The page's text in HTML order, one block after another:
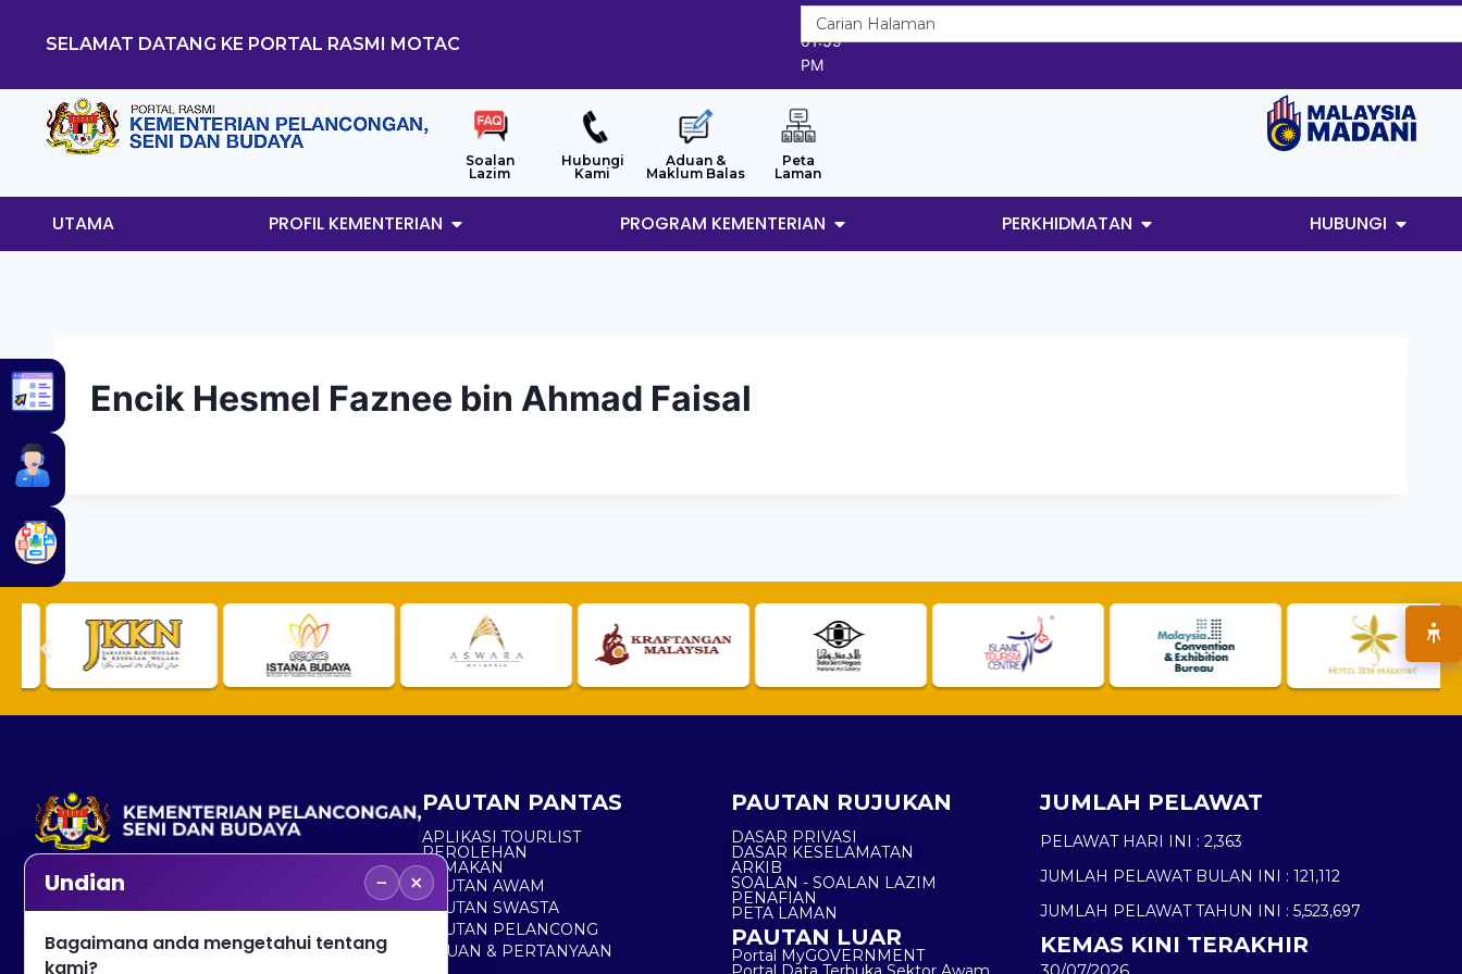
SELAMAT DATANG KE PORTAL RASMI MOTAC
9/8/2026
01:59
PM
Soalan
Lazim
Hubungi
Kami
Aduan &
Maklum Balas
Peta
Laman
UTAMA PROFIL KEMENTERIAN PROGRAM KEMENTERIAN PERKHIDMATAN HUBUNGI
Encik Hesmel Faznee bin Ahmad Faisal
No. 2, Menara 1, Jalan P5/6, Presint 5,
+603 8000 8000
PAUTAN PANTAS
APLIKASI TOURLIST
PEROLEHAN
SEMAKAN
PAUTAN AWAM
PAUTAN SWASTA
PAUTAN PELANCONG
ADUAN & PERTANYAAN
PAUTAN RUJUKAN
DASAR PRIVASI
DASAR KESELAMATAN
ARKIB
SOALAN - SOALAN LAZIM
PENAFIAN
PETA LAMAN
PAUTAN LUAR
Portal MyGOVERNMENT
JUMLAH PELAWAT
PELAWAT HARI INI : 2,363
JUMLAH PELAWAT BULAN INI : 121,112
JUMLAH PELAWAT TAHUN INI : 5,523,697
KEMAS KINI TERAKHIR
Undian − ×
Bagaimana anda mengetahui tentang
kami?